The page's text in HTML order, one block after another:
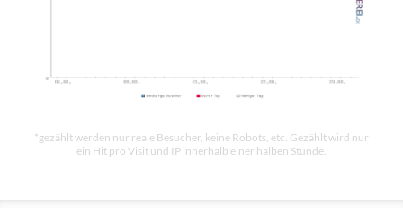
*gezählt werden nur reale Besucher, keine Robots, etc. Gezählt wird nur
ein Hit pro Visit und IP innerhalb einer halben Stunde.